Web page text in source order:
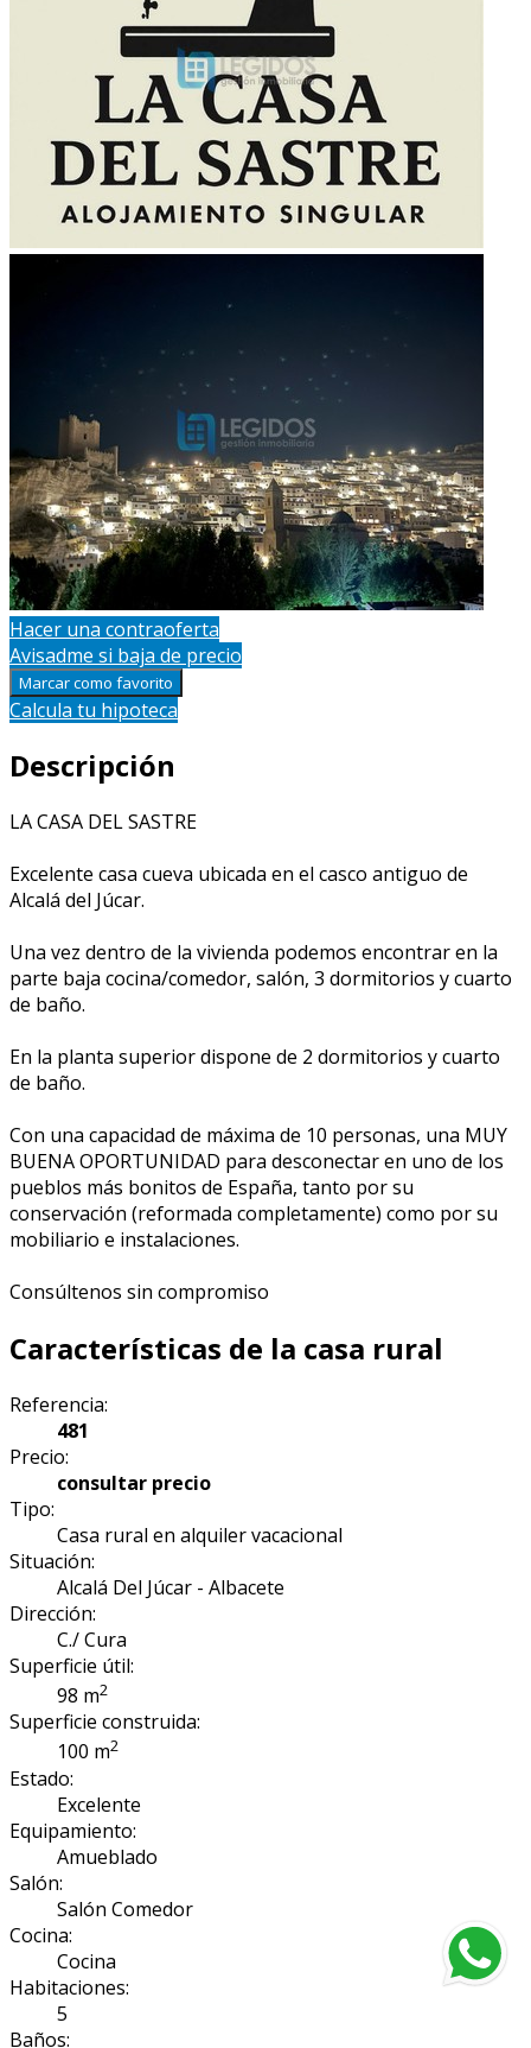
Hacer una contraoferta
Avisadme si baja de precio
Marcar como favorito
Calcula tu hipoteca
Descripción
LA CASA DEL SASTRE
Excelente casa cueva ubicada en el casco antiguo de
Alcalá del Júcar.
Una vez dentro de la vivienda podemos encontrar en la
parte baja cocina/comedor, salón, 3 dormitorios y cuarto
de baño.
En la planta superior dispone de 2 dormitorios y cuarto
de baño.
Con una capacidad de máxima de 10 personas, una MUY
BUENA OPORTUNIDAD para desconectar en uno de los
pueblos más bonitos de España, tanto por su
conservación (reformada completamente) como por su
mobiliario e instalaciones.
Consúltenos sin compromiso
Características de la casa rural
Referencia:
481
Precio:
consultar precio
Tipo:
Casa rural en alquiler vacacional
Situación:
Alcalá Del Júcar - Albacete
Dirección:
C./ Cura
Superficie útil:
98 m2
Superficie construida:
100 m2
Estado:
Excelente
Equipamiento:
Amueblado
Salón:
Salón Comedor
Cocina:
Cocina
Habitaciones:
5
Baños: